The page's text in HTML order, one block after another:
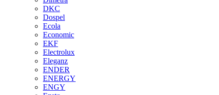
DKC
Dospel
Ecola
Economic
EKF
Electrolux
Eleganz
ENDER
ENERGY
ENGY